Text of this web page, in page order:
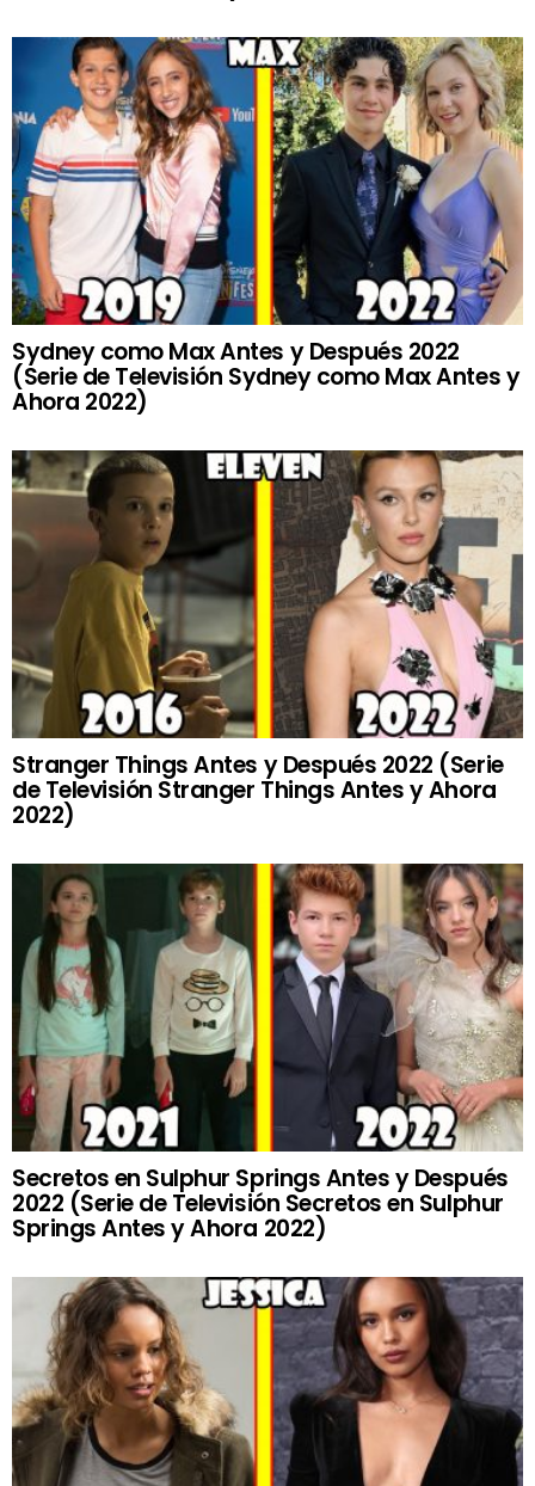
Sydney como Max Antes y Después 2022
(Serie de Televisión Sydney como Max Antes y
Ahora 2022)
Stranger Things Antes y Después 2022 (Serie
de Televisión Stranger Things Antes y Ahora
2022)
Secretos en Sulphur Springs Antes y Después
2022 (Serie de Televisión Secretos en Sulphur
Springs Antes y Ahora 2022)